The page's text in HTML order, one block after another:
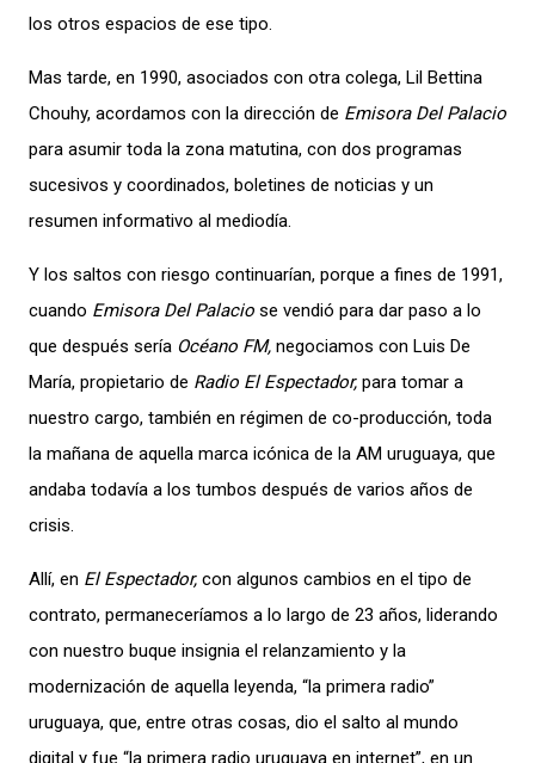
los otros espacios de ese tipo.
Mas tarde, en 1990, asociados con otra colega, Lil Bettina
Chouhy, acordamos con la dirección de Emisora Del Palacio
para asumir toda la zona matutina, con dos programas
sucesivos y coordinados, boletines de noticias y un
resumen informativo al mediodía.
Y los saltos con riesgo continuarían, porque a fines de 1991,
cuando Emisora Del Palacio se vendió para dar paso a lo
que después sería Océano FM, negociamos con Luis De
María, propietario de Radio El Espectador, para tomar a
nuestro cargo, también en régimen de co-producción, toda
la mañana de aquella marca icónica de la AM uruguaya, que
andaba todavía a los tumbos después de varios años de
crisis.
Allí, en El Espectador, con algunos cambios en el tipo de
contrato, permaneceríamos a lo largo de 23 años, liderando
con nuestro buque insignia el relanzamiento y la
modernización de aquella leyenda, “la primera radio”
uruguaya, que, entre otras cosas, dio el salto al mundo
digital y fue “la primera radio uruguaya en internet”, en un